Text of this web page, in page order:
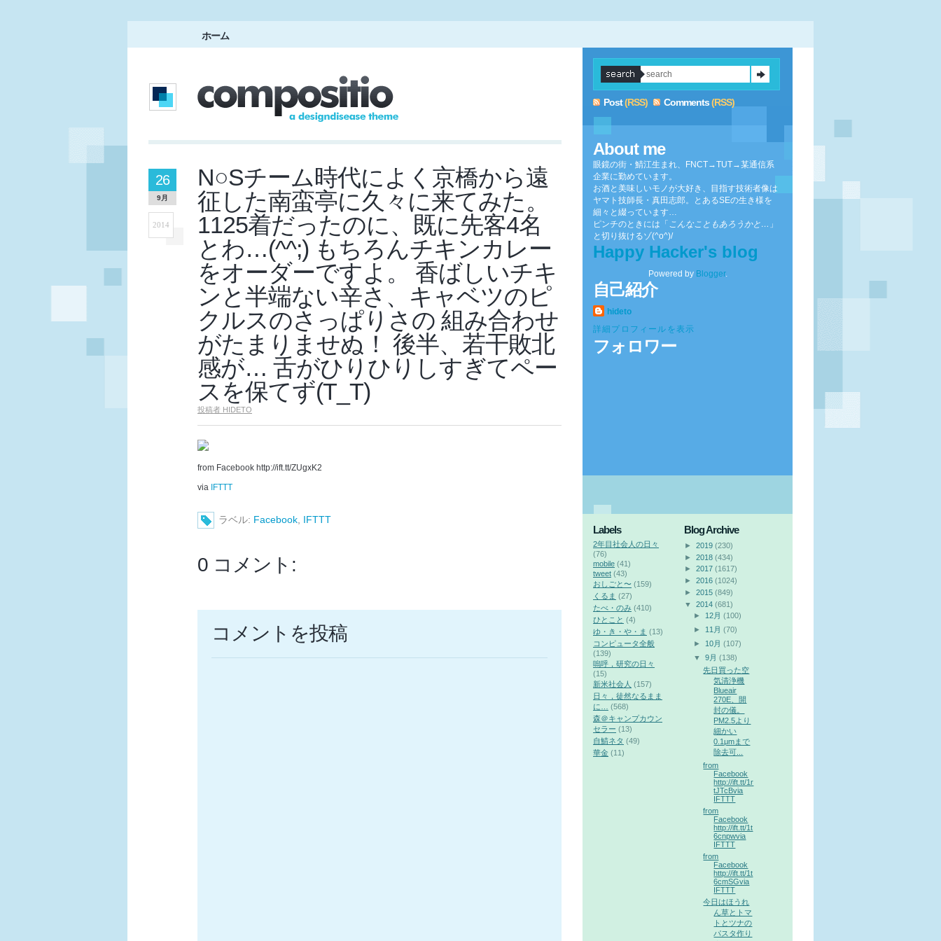
ホーム
N○Sチーム時代によく京橋から遠
征した南蛮亭に久々に来てみた。
1125着だったのに、既に先客4名
とわ…(^^;) もちろんチキンカレー
をオーダーですよ。 香ばしいチキ
ンと半端ない辛さ、キャベツのピ
クルスのさっぱりさの 組み合わせ
がたまりませぬ！ 後半、若干敗北
感が… 舌がひりひりしすぎてペー
スを保てず(T_T)
投稿者 HIDETO
26
9月
2014
from Facebook http://ift.tt/ZUgxK2
via IFTTT
ラベル: Facebook IFTTT
0 コメント:
コメントを投稿
Post(RSS) Comments(RSS)
About me
眼鏡の街・鯖江生まれ、FNCT→TUT→某通信系
企業に勤めています。
お酒と美味しいモノが大好き、目指す技術者像は
ヤマト技師長・真田志郎。とあるSEの生き様を
細々と綴っています…
ピンチのときには「 こんなこともあろうかと… 」
と切り抜けるゾ(^o^)/
Happy Hacker's blog
Powered by Blogger.
自己紹介
hideto
詳細プロフィールを表示
フォロワー
Labels
2年目社会人の日々
(76)
mobile (41)
tweet (43)
おしごと〜 (159)
くるま (27)
たべ・のみ (410)
ひとこと (4)
ゆ・き・や・ま (13)
コンピュータ全般
(139)
嗚呼，研究の日々
(15)
新米社会人 (157)
日々，徒然なるまま
に…
(568)
森＠キャンプカウン
セラー (13)
自鯖ネタ (49)
華金 (11)
Blog Archive
► 2019 (230)
► 2018 (434)
► 2017 (1617)
► 2016 (1024)
► 2015 (849)
▼
2014 (681)
► 12月 (100)
► 11月 (70)
► 10月 (107)
▼
9月 (138)
先日買った空
気清浄機
Blueair
270E、開
封の儀。
PM2.5より
細かい
0.1μmまで
除去可...
from
Facebook
http://ift.tt/1r
tJTcBvia
IFTTT
from
Facebook
http://ift.tt/1t
6cnpwvia
IFTTT
from
Facebook
http://ift.tt/1t
6cmSGvia
IFTTT
今日はほうれ
ん草とトマ
トとツナの
パスタ作り